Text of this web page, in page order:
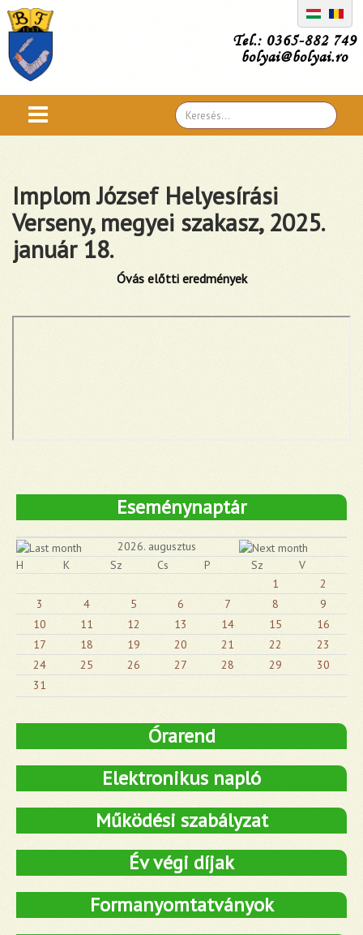
Tel.: 0365-882 749
bolyai@bolyai.ro
Search
...
Implom József Helyesírási
Verseny, megyei szakasz, 2025.
január 18.
Óvás előtti eredmények
Eseménynaptár
2026. augusztus
H
K Sz Cs P Sz
V
1
2
3
4 5 6 7 8
9
10
11 12 13 14 15
16
17
18 19 20 21 22
23
24
25 26 27 28 29
30
31
Órarend
Elektronikus napló
Működési szabályzat
Év végi díjak
Formanyomtatványok